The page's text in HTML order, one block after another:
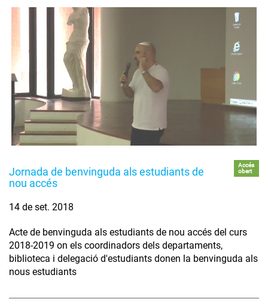
Jornada de benvinguda als estudiants de
nou accés
Accés
obert
14 de set. 2018
Acte de benvinguda als estudiants de nou accés del curs
2018-2019 on els coordinadors dels departaments,
biblioteca i delegació d'estudiants donen la benvinguda als
nous estudiants